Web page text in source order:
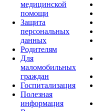
медицинской
помощи
Защита
персональных
данных
Родителям
Для
маломобильных
граждан
Госпитализация
Полезная
информация